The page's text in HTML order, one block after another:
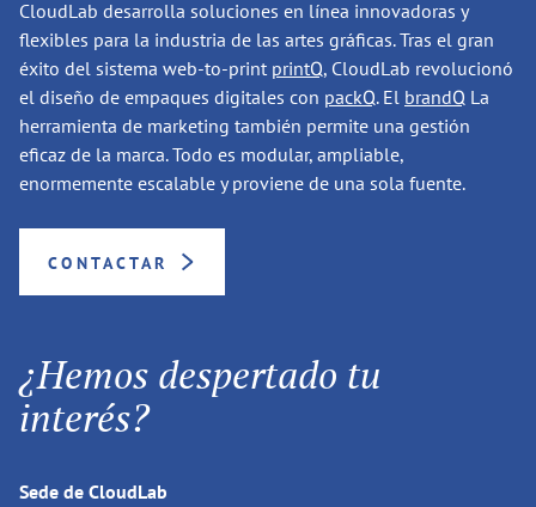
CloudLab desarrolla soluciones en línea innovadoras y
flexibles para la industria de las artes gráficas. Tras el gran
éxito del sistema web-to-print printQ, CloudLab revolucionó
el diseño de empaques digitales con packQ. El brandQ La
herramienta de marketing también permite una gestión
eficaz de la marca. Todo es modular, ampliable,
enormemente escalable y proviene de una sola fuente.
CONTACTAR
¿Hemos despertado tu
interés?
Sede de CloudLab